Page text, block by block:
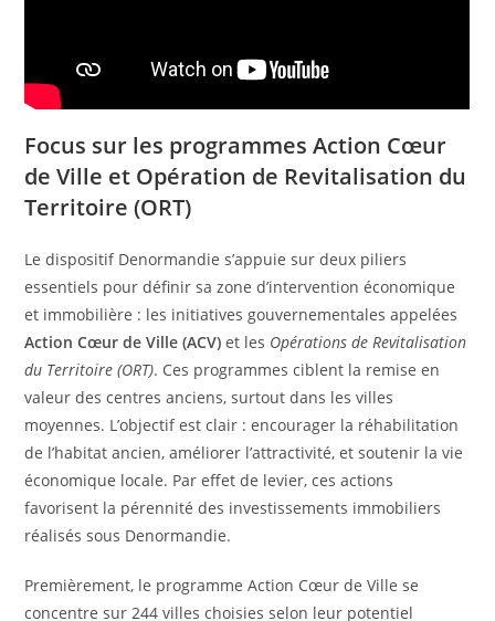
Focus sur les programmes Action Cœur
de Ville et Opération de Revitalisation du
Territoire (ORT)
Le dispositif Denormandie s’appuie sur deux piliers
essentiels pour définir sa zone d’intervention économique
et immobilière : les initiatives gouvernementales appelées
Action Cœur de Ville (ACV) et les Opérations de Revitalisation
du Territoire (ORT). Ces programmes ciblent la remise en
valeur des centres anciens, surtout dans les villes
moyennes. L’objectif est clair : encourager la réhabilitation
de l’habitat ancien, améliorer l’attractivité, et soutenir la vie
économique locale. Par effet de levier, ces actions
favorisent la pérennité des investissements immobiliers
réalisés sous Denormandie.
Premièrement, le programme Action Cœur de Ville se
concentre sur 244 villes choisies selon leur potentiel